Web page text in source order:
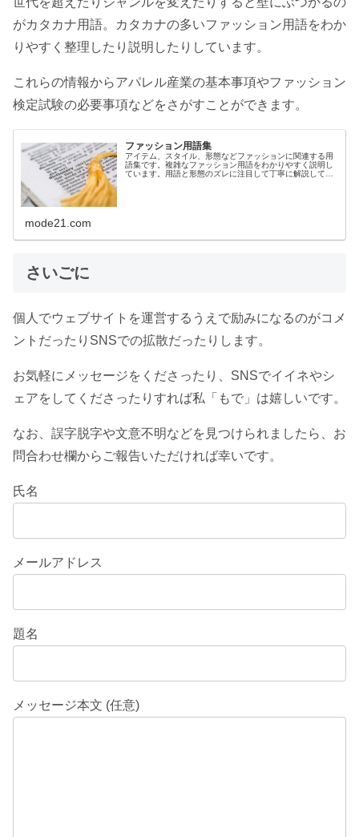
がカタカナ用語。カタカナの多いファッション用語をわか
りやすく整理したり説明したりしています。
これらの情報からアパレル産業の基本事項やファッション
検定試験の必要事項などをさがすことができます。
ファッション用語集
アイテム、スタイル、形態などファッションに関連する用
語集です。複雑なファッション用語をわかりやすく説明し
ています。用語と形態のズレに注目して丁寧に解説してい
mode21.com
さいごに
個人でウェブサイトを運営するうえで励みになるのがコメ
ントだったりSNSでの拡散だったりします。
お気軽にメッセージをくださったり、SNSでイイネやシ
ェアをしてくださったりすれば私「もで」は嬉しいです。
なお、誤字脱字や文意不明などを見つけられましたら、お
問合わせ欄からご報告いただければ幸いです。
氏名
メールアドレス
題名
メッセージ本文 (任意)